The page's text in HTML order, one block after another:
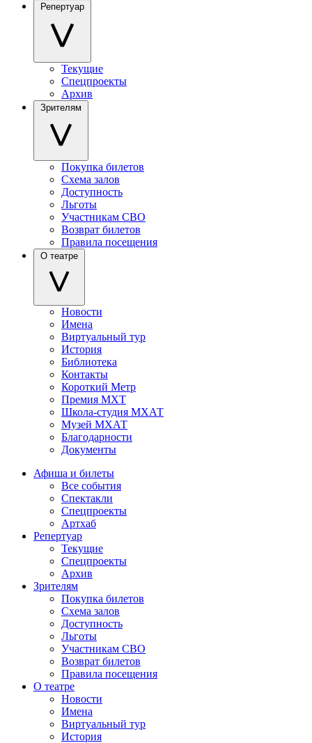
Репертуар
Текущие
Спецпроекты
Архив
Зрителям
Покупка билетов
Схема залов
Доступность
Льготы
Участникам СВО
Возврат билетов
Правила посещения
О театре
Новости
Имена
Виртуальный тур
История
Библиотека
Контакты
Короткий Метр
Премия МХТ
Школа-студия МХАТ
Музей МХАТ
Благодарности
Документы
Афиша и билеты
Все события
Спектакли
Спецпроекты
Артхаб
Репертуар
Текущие
Спецпроекты
Архив
Зрителям
Покупка билетов
Схема залов
Доступность
Льготы
Участникам СВО
Возврат билетов
Правила посещения
О театре
Новости
Имена
Виртуальный тур
История